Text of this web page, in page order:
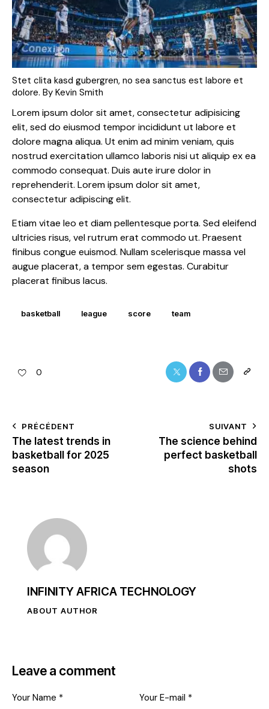
Stet clita kasd gubergren, no sea sanctus est labore et
dolore. By Kevin Smith
Lorem ipsum dolor sit amet, consectetur adipisicing
elit, sed do eiusmod tempor incididunt ut labore et
dolore magna aliqua. Ut enim ad minim veniam, quis
nostrud exercitation ullamco laboris nisi ut aliquip ex ea
commodo consequat. Duis aute irure dolor in
reprehenderit. Lorem ipsum dolor sit amet,
consectetur adipiscing elit.
Etiam vitae leo et diam pellentesque porta. Sed eleifend
ultricies risus, vel rutrum erat commodo ut. Praesent
finibus congue euismod. Nullam scelerisque massa vel
augue placerat, a tempor sem egestas. Curabitur
placerat finibus lacus.
basketball league score team
0
PRÉCÉDENT
The latest trends in
basketball for 2025
season
SUIVANT
The science behind
perfect basketball
shots
INFINITY AFRICA TECHNOLOGY
ABOUT AUTHOR
Leave a comment